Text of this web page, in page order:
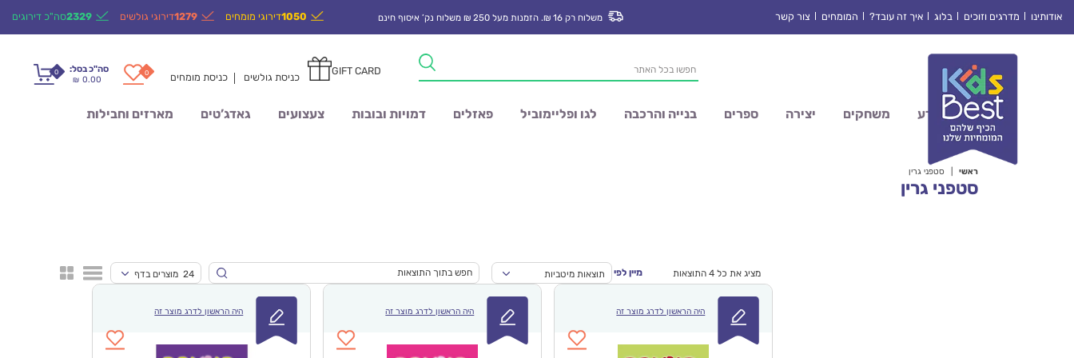
אודותינו מדרגים וזוכים בלוג איך זה עובד? המומחים צור קשר משלוח רק 16 ₪. הזמנות מעל 250 ₪ משלוח נק’ איסוף חינם 1050דירוגי מומחים 1279דירוגי גולשים 2329סה"כ דירוגים
Products
search
GIFT CARD כניסת גולשים כניסת מומחים 0
0 סה"כ בסל:
₪ 0.00
מדע משחקים יצירה ספרים בנייה והרכבה לגו ופליימוביל פאזלים דמויות ובובות צעצועים גאדג’טים מארזים וחבילות
ראשי סטפני גרין
סטפני גרין
מציג את כל 4 התוצאות מיין לפי תוצאות מיטביות 24 מוצרים בדף
היה הראשון לדרג מוצר זה היה הראשון לדרג מוצר זה היה הראשון לדרג מוצר זה